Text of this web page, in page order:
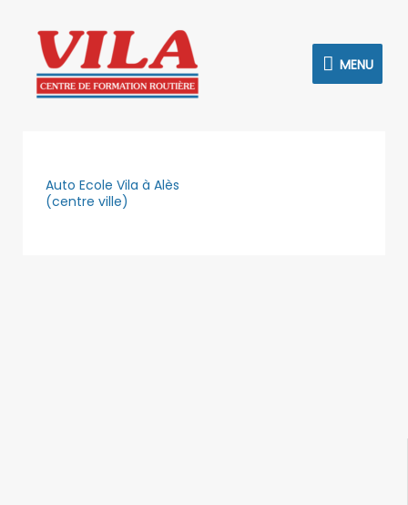
contenu
MENU
Auto Ecole Vila à Alès
(centre ville)